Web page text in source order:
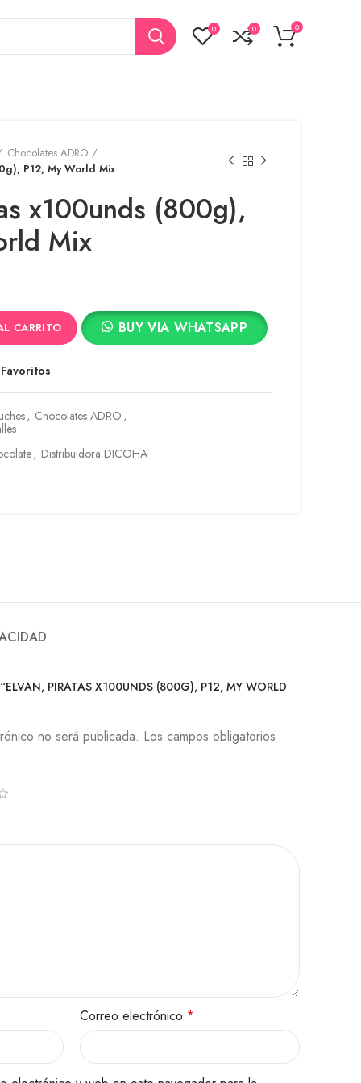
0 0 0
Chocolates ADRO
P12, My World Mix
x100unds (800g),
Mix
CARRITO BUY VIA WHATSAPP
, Chocolates ADRO ,
, Distribuidora DICOHA
PIRATAS X100UNDS (800G), P12, MY WORLD
no será publicada. Los campos obligatorios
Correo electrónico *